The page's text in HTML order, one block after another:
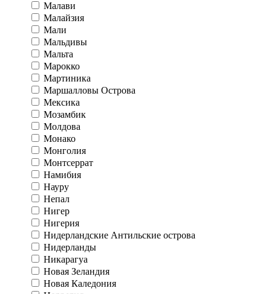
Малави
Малайзия
Мали
Мальдивы
Мальта
Марокко
Мартиника
Маршалловы Острова
Мексика
Мозамбик
Молдова
Монако
Монголия
Монтсеррат
Намибия
Науру
Непал
Нигер
Нигерия
Нидерландские Антильские острова
Нидерланды
Никарагуа
Новая Зеландия
Новая Каледония